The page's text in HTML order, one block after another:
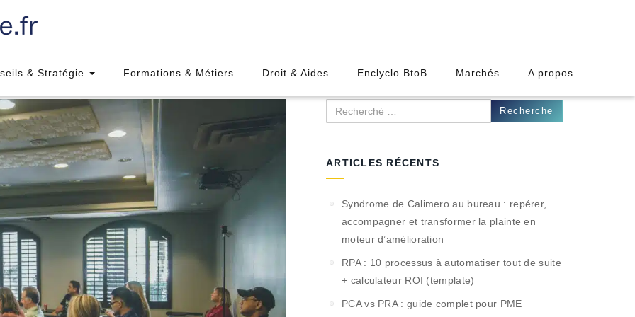
& Stratégie Formations & Métiers Droit & Aides Enclyclo BtoB Marchés A propos
Recherche
ARTICLES RÉCENTS
Syndrome de Calimero au bureau : repérer,
accompagner et transformer la plainte en
moteur d’amélioration
RPA : 10 processus à automatiser tout de suite
+ calculateur ROI (template)
PCA vs PRA : guide complet pour PME